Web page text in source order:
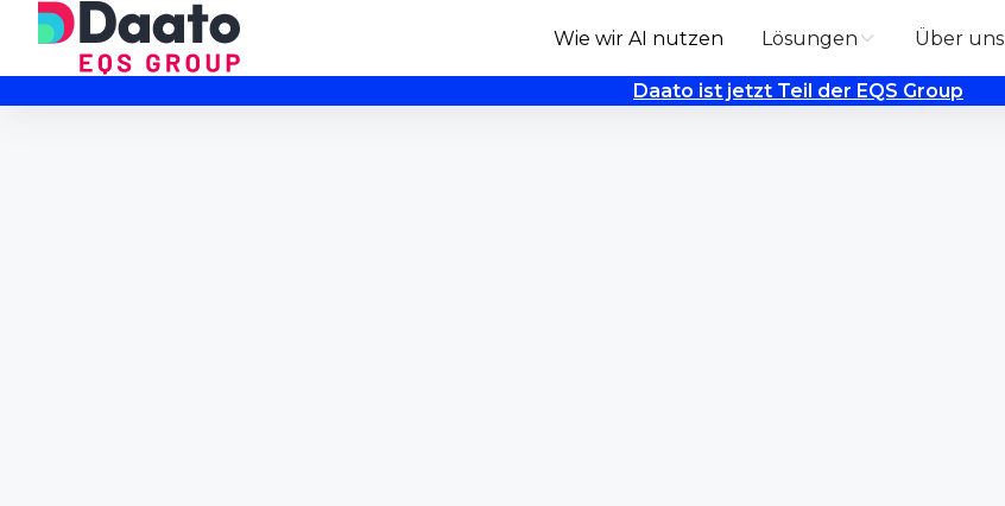
Wie wir AI nutzen Lösungen Über uns
Daato ist jetzt Teil der EQS Group